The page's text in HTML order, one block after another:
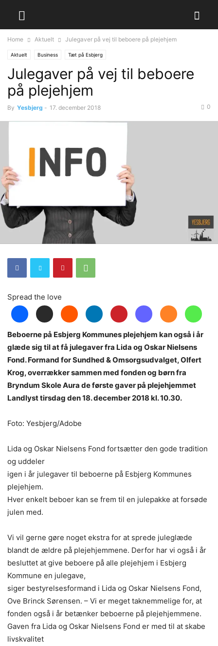
Home Aktuelt Julegaver på vej til beboere på plejehjem
Aktuelt Business Tæt på Esbjerg
Julegaver på vej til beboere
på plejehjem
By Yesbjerg - 17. december 2018 0
Spread the love
Beboerne på Esbjerg Kommunes plejehjem kan også i år
glæde sig til at få julegaver fra Lida og Oskar Nielsens
Fond. Formand for Sundhed & Omsorgsudvalget, Olfert
Krog, overrækker sammen med fonden og børn fra
Bryndum Skole Aura de første gaver på plejehjemmet
Landlyst tirsdag den 18. december 2018 kl. 10.30.
Foto: Yesbjerg/Adobe
Lida og Oskar Nielsens Fond fortsætter den gode tradition
og uddeler
igen i år julegaver til beboerne på Esbjerg Kommunes
plejehjem.
Hver enkelt beboer kan se frem til en julepakke at forsøde
julen med.
Vi vil gerne gøre noget ekstra for at sprede juleglæde
blandt de ældre på plejehjemmene. Derfor har vi også i år
besluttet at give beboere på alle plejehjem i Esbjerg
Kommune en julegave,
siger bestyrelsesformand i Lida og Oskar Nielsens Fond,
Ove Brinck Sørensen. – Vi er meget taknemmelige for, at
fonden også i år betænker beboerne på plejehjemmene.
Gaven fra Lida og Oskar Nielsens Fond er med til at skabe
livskvalitet